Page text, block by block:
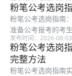
向所有备考公考的
到备考衔...
粉笔公考选岗
粉笔公考选岗指南
准备公考报考的考
由粉笔整理出可直
告条件踩的各类陷
误区梳理...
发布时间：2026-08-03
粉笔公考选岗
完整方法
粉笔公考选岗指南